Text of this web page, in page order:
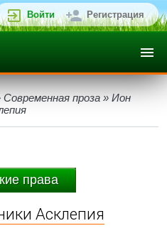
Войти Регистрация
Современная проза » Ион
права
Асклепия